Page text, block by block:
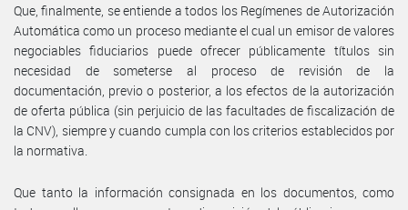
Que, finalmente, se entiende a todos los Regímenes de Autorización
Automática como un proceso mediante el cual un emisor de valores
negociables fiduciarios puede ofrecer públicamente títulos sin
necesidad de someterse al proceso de revisión de la
documentación, previo o posterior, a los efectos de la autorización
de oferta pública (sin perjuicio de las facultades de fiscalización de
la CNV), siempre y cuando cumpla con los criterios establecidos por
la normativa.
Que tanto la información consignada en los documentos, como